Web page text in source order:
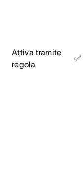
Attiva tramite
regola
✅